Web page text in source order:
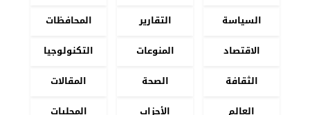
السياسة
التقارير
المحافظات
الاقتصاد
المنوعات
التكنولوجيا
الثقافة
الصحة
المقالات
العالم
الأحزاب المحليات